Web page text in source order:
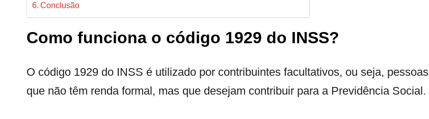
Conclusão
Como funciona o código 1929 do INSS?
O código 1929 do INSS é utilizado por contribuintes facultativos, ou seja, pessoas
que não têm renda formal, mas que desejam contribuir para a Previdência Social.